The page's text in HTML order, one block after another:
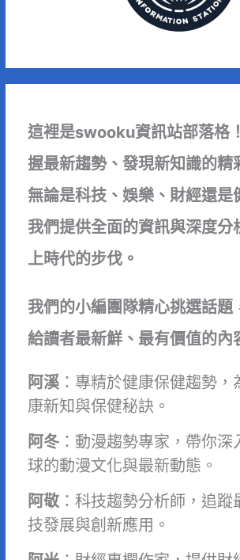
這裡是swooku資訊站部落格
握最新趨勢、發現新知識的精
無論是科技、娛樂、財經還是
我們提供全面的資訊與深度分
上時代的步伐。
我們的小編團隊精心挑選話題
給讀者最新鮮、最有價值的內
阿溪：專精於健康保健趨勢，
康新知與保健秘訣。
阿冬：動漫趨勢專家，帶你深
球的動漫文化與最新動態。
阿敬：科技趨勢分析師，追蹤
技發展與創新應用。